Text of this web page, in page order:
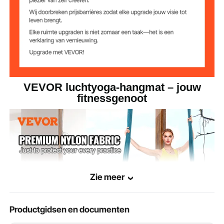
Productgewicht 2,08 kg
VEVOR luchtyoga-hangmat – jouw
fitnessgenoot
Zie meer
Productgidsen en documenten